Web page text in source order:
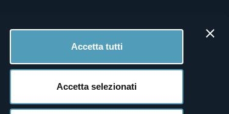
Accetta tutti
Accetta selezionati